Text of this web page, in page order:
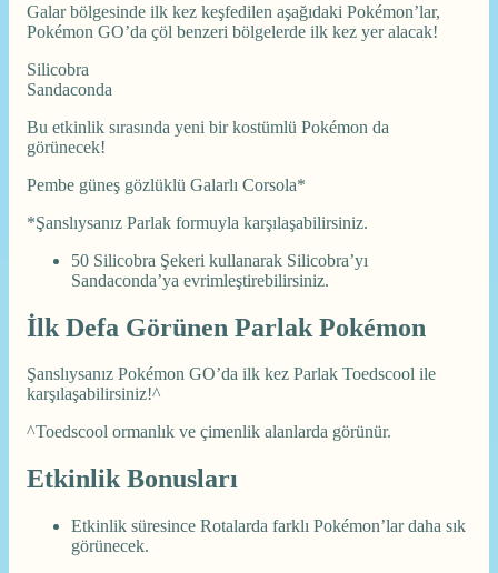
Galar bölgesinde ilk kez keşfedilen aşağıdaki Pokémon’lar,
Pokémon GO’da çöl benzeri bölgelerde ilk kez yer alacak!
Silicobra
Sandaconda
Bu etkinlik sırasında yeni bir kostümlü Pokémon da
görünecek!
Pembe güneş gözlüklü Galarlı Corsola*
*Şanslıysanız Parlak formuyla karşılaşabilirsiniz.
50 Silicobra Şekeri kullanarak Silicobra’yı
Sandaconda’ya evrimleştirebilirsiniz.
İlk Defa Görünen Parlak Pokémon
Şanslıysanız Pokémon GO’da ilk kez Parlak Toedscool ile
karşılaşabilirsiniz!^
^Toedscool ormanlık ve çimenlik alanlarda görünür.
Etkinlik Bonusları
Etkinlik süresince Rotalarda farklı Pokémon’lar daha sık
görünecek.